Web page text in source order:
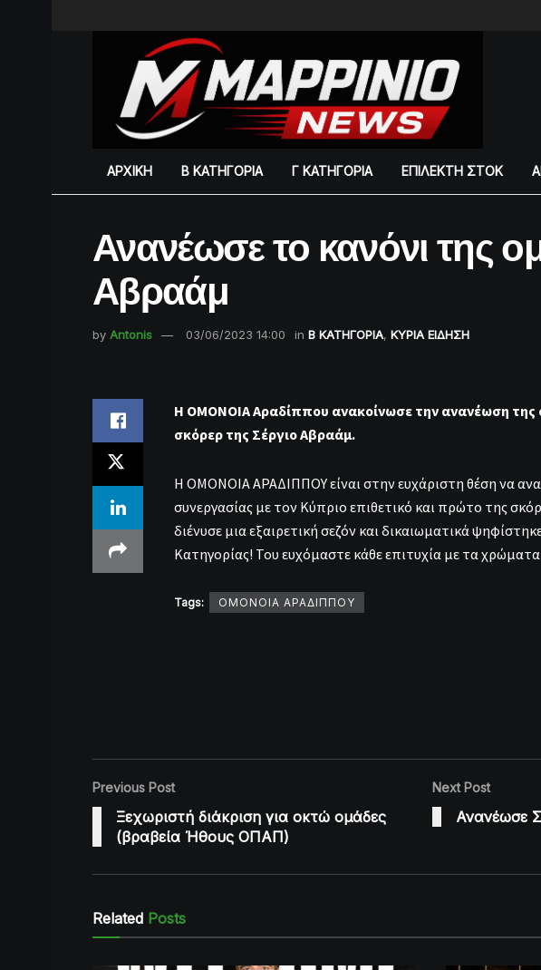
ΑΡΧΙΚΗ Β ΚΑΤΗΓΟΡΙΑ Γ ΚΑΤΗΓΟΡΙΑ ΕΠΙΛΕΚΤΗ ΣΤΟΚ
Ανανέωσε το κανόνι της
Αβραάμ
by Antonis 03/06/2023 14:00 in Β ΚΑΤΗΓΟΡΙΑ, ΚΥΡΙΑ ΕΙΔΗΣΗ
Η ΟΜΟΝΟΙΑ Αραδίππου ανακοίνωσε την ανανέωση της
σκόρερ της Σέργιο Αβραάμ.
Η ΟΜΟΝΟΙΑ ΑΡΑΔΙΠΠΟΥ είναι στην ευχάριστη θέση να
συνεργασίας με τον Κύπριο επιθετικό και πρώτο της
διένυσε μια εξαιρετική σεζόν και δικαιωματικά
Κατηγορίας! Του ευχόμαστε κάθε επιτυχία με τα
Tags: ΟΜΟΝΟΙΑ ΑΡΑΔΙΠΠΟΥ
Previous Post
Ξεχωριστή διάκριση για οκτώ ομάδες
(βραβεία Ήθους ΟΠΑΠ)
Next Post
Ανανέωσε
Related Posts